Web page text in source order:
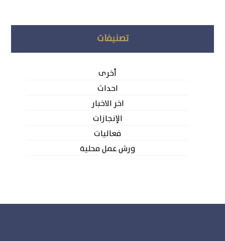
تصنيفات
أخرى
احداث
اخر الاخبار
الإنجازات
فعاليات
ورش عمل محلية